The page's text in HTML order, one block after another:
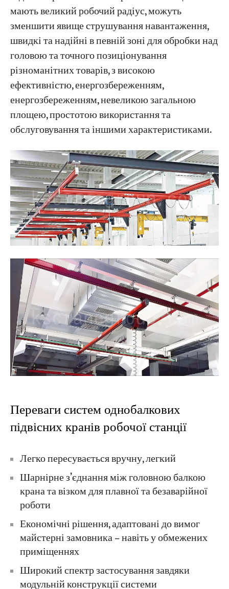
мають великий робочий радіус, можуть
зменшити явище струшування навантаження,
швидкі та надійні в певній зоні для обробки над
головою та точного позиціонування
різноманітних товарів, з високою
ефективністю, енергозбереженням,
енергозбереженням, невеликою загальною
площею, простотою використання та
обслуговування та іншими характеристиками.
Переваги систем однобалкових
підвісних кранів робочої станції
Легко пересувається вручну, легкий
Шарнірне з’єднання між головною балкою
крана та візком для плавної та безаварійної
роботи
Економічні рішення, адаптовані до вимог
майстерні замовника – навіть у обмежених
приміщеннях
Широкий спектр застосування завдяки
модульній конструкції системи